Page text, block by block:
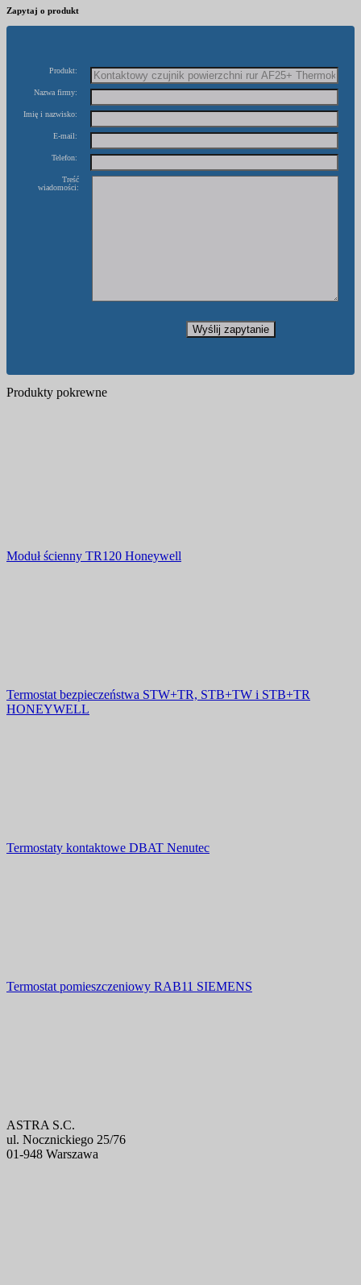
Zapytaj o produkt
Produkt:
Nazwa firmy:
Imię i nazwisko:
E-mail:
Telefon:
Treść
wiadomości:
Produkty pokrewne
Moduł ścienny TR120 Honeywell
Termostat bezpieczeństwa STW+TR, STB+TW i STB+TR
HONEYWELL
Termostaty kontaktowe DBAT Nenutec
Termostat pomieszczeniowy RAB11 SIEMENS
ASTRA S.C.
ul. Nocznickiego 25/76
01-948 Warszawa